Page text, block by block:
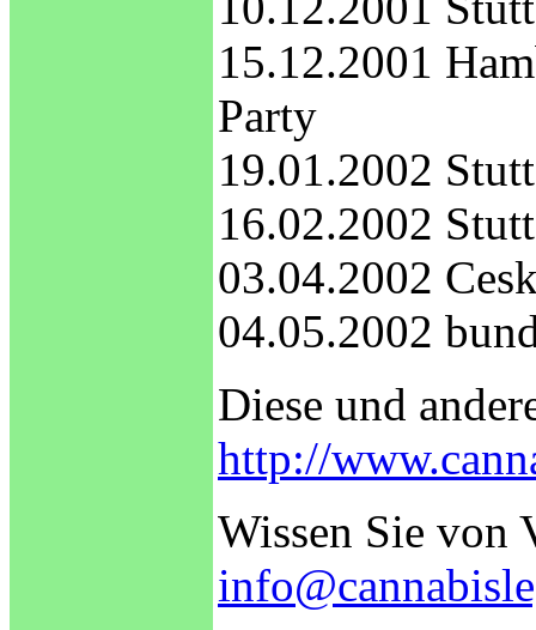
15.12.2001
Party
19.01.2002
16.02.2002
03.04.2002
04.05.2002
Diese und
http://
Wissen Sie von